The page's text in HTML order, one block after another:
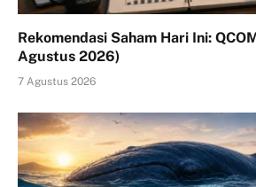
Rekomendasi Saham Hari Ini:
Agustus 2026)
7 Agustus 2026